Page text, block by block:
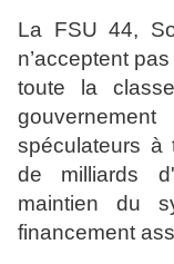
La FSU 44,
n’acceptent
toute la
spéculateurs à
de milliards
maintien du
financement